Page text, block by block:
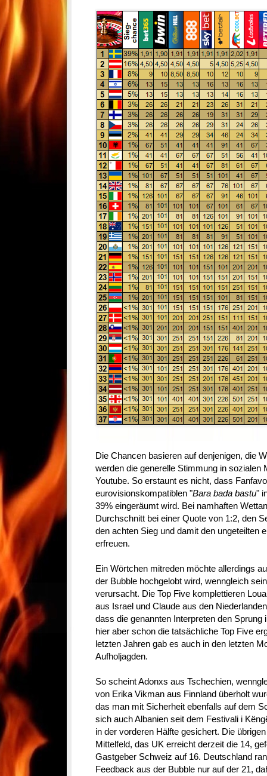
Die Chancen basieren auf denjenigen, die
werden die generelle Stimmung in sozialen
Youtube. So erstaunt es nicht, dass
eurovisionskompatiblen "Bara bada bastu"
39% eingeräumt wird. Bei namhaften
Durchschnitt bei einer Quote von 1:2, den
den achten Sieg und damit den ungeteilten
erfreuen.
Ein Wörtchen mitreden möchte allerdings
der Bubble hochgelobt wird, wenngleich
verursacht. Die Top Five komplettieren
aus Israel und Claude aus den
dass die genannten Interpreten den
hier aber schon die tatsächliche Top Five
letzten Jahren gab es auch in den letzten
Aufholjagden.
So scheint Adonxs aus Tschechien,
von Erika Vikman aus Finnland überholt
das man mit Sicherheit ebenfalls auf dem
sich auch Albanien seit dem Festivali i
in der vorderen Hälfte gesichert. Die
Mittelfeld, das UK erreicht derzeit die 14,
Gastgeber Schweiz auf 16. Deutschland
Feedback aus der Bubble nur auf der 21,